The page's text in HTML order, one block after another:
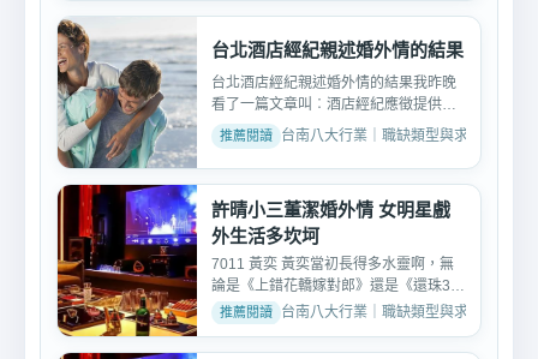
台北酒店經紀親述婚外情的結果
台北酒店經紀親述婚外情的結果我昨晚
看了一篇文章叫︰酒店經紀應徵提供勞
健保，舒適的住宿環境經...
台南八大行業｜職缺類型與求職討論 ·
許晴小三董潔婚外情 女明星戲
外生活多坎坷
7011 黃奕 黃奕當初長得多水靈啊，無
論是《上錯花轎嫁對郎》還是《還珠3》
都很討喜。 7012 黃奕 ...
台南八大行業｜職缺類型與求職討論 ·